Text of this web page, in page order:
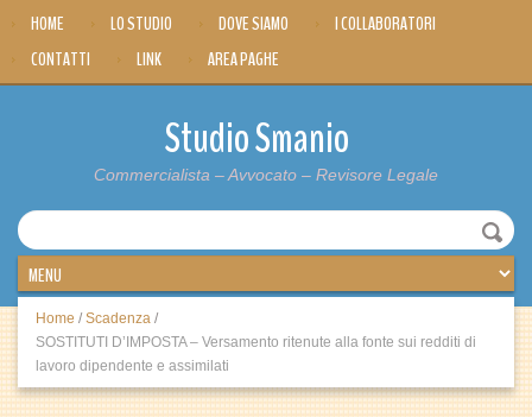
HOME LO STUDIO DOVE SIAMO
I COLLABORATORI
CONTATTI
LINK AREA PAGHE
Studio Smanio
Commercialista – Avvocato – Revisore Legale
Home / Scadenza /
SOSTITUTI D’IMPOSTA – Versamento ritenute alla fonte sui redditi di
lavoro dipendente e assimilati